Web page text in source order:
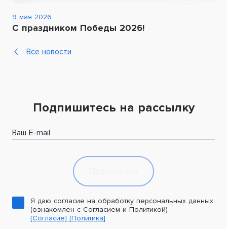
9 мая 2026
С праздником Победы 2026!
Все новости
Подпишитесь на рассылку
Ваш E-mail
Я даю согласие на обработку персональных данных
(ознакомлен с Согласием и Политикой)
[Согласие] [Политика]